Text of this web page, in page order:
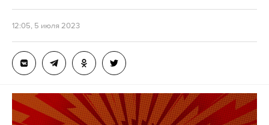
12:05, 5 июля 2023